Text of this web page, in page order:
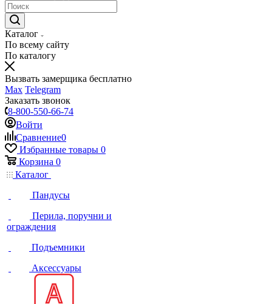
Каталог
По всему сайту
По каталогу
Вызвать замерщика бесплатно
Max Telegram
Заказать звонок
8-800-550-66-74
Войти
Сравнение0
Избранные товары 0
Корзина 0
Каталог
Пандусы
Перила, поручни и
ограждения
Подъемники
Аксессуары